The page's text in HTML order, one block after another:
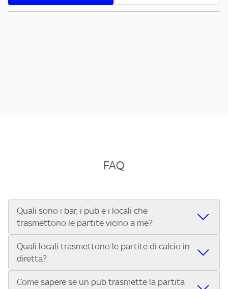
FAQ
Quali sono i bar, i pub e i locali che
trasmettono le partite vicino a me?
Se cerchi un bar, pub, ristorante o locale vicino a te per
vedere le partite di Serie A ENILIVE, la Serie C Sky Wifi, la
UEFA Champions League, la UEFA Europa League, la UEFA
Conference League, il Tennis, la Formula 1®, la MotoGP™ e
Quali locali trasmettono le partite di calcio in
diretta?
Vuoi sapere quali bar, pub o ristoranti mostrano le partite
Come sapere se un pub trasmette la partita